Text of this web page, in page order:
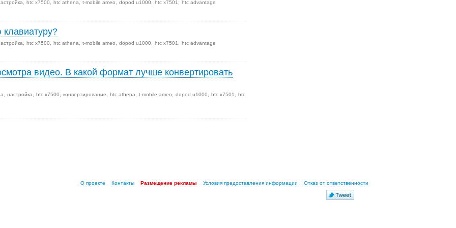
htc x7500 htc athena t-mobile ameo dopod u1000 htc x7501 htc advantage
htc x7500 htc athena t-mobile ameo dopod u1000 htc x7501 htc advantage
видео. В какой формат лучше конвертировать
настройка htc x7500 конвертирование htc athena t-mobile ameo dopod u1000 htc x7501 htc
О проекте Контакты Размещение рекламы Условия предоставления информации Отказ от ответственности